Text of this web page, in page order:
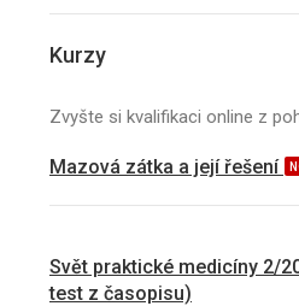
Kurzy
Zvyšte si kvalifikaci online z
Mazová zátka a její řešení
Svět praktické medicíny 2/
test z časopisu)